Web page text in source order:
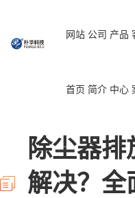
网站
首页
公司
简介
产品
中心
除尘器
解决？全